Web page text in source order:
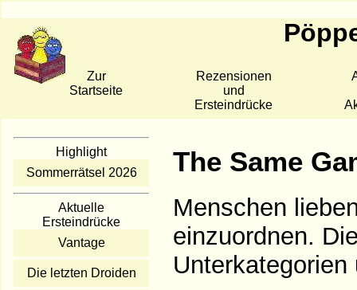
Zur
Startseite
Rezensionen
und
Ersteindrücke
Highlight
Sommerrätsel 2026
Aktuelle
Ersteindrücke
Vantage
Die letzten Droiden
The Same
Menschen
einzuordnen.